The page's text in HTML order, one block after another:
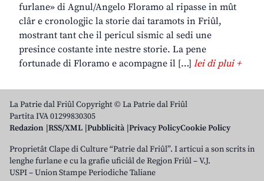
furlane» di Agnul/Angelo Floramo al ripasse in mût
clâr e cronologjic la storie dai taramots in Friûl,
mostrant tant che il pericul sismic al sedi une
presince costante inte nestre storie. La pene
fortunade di Floramo e acompagne il […] lei di plui +
La Patrie dal Friûl Copyright © La Patrie dal Friûl
Partita IVA 01299830305
Redazion RSS/XML Pubblicità Privacy PolicyCookie Policy
Proprietât Clape di Culture “Patrie dal Friûl”. I articui a son scrits in
lenghe furlane e cu la grafie uficiâl de Regjon Friûl – V.J.
USPI – Union Stampe Periodiche Taliane